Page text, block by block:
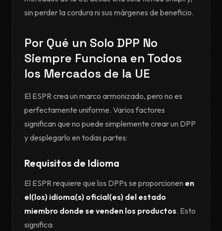
sin perder la cordura ni sus márgenes de beneficio.
Por Qué un Solo DPP No
Siempre Funciona en Todos
los Mercados de la UE
El ESPR crea un marco armonizado, pero no es
perfectamente uniforme. Varios factores
significan que no puede simplemente crear un DPP
y desplegarlo en todas partes:
Requisitos de Idioma
El ESPR requiere que los DPPs se proporcionen en
el(los) idioma(s) oficial(es) del estado
miembro donde se venden los productos. Esto
significa: